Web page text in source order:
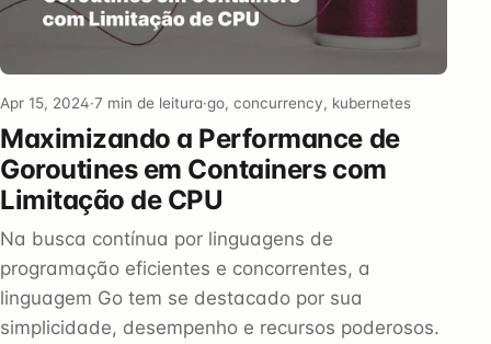
Apr 15, 2024·7 min de leitura·go, concurrency, kubernetes
Maximizando a Performance de
Goroutines em Containers com
Limitação de CPU
Na busca contínua por linguagens de
programação eficientes e concorrentes, a
linguagem Go tem se destacado por sua
simplicidade, desempenho e recursos poderosos.